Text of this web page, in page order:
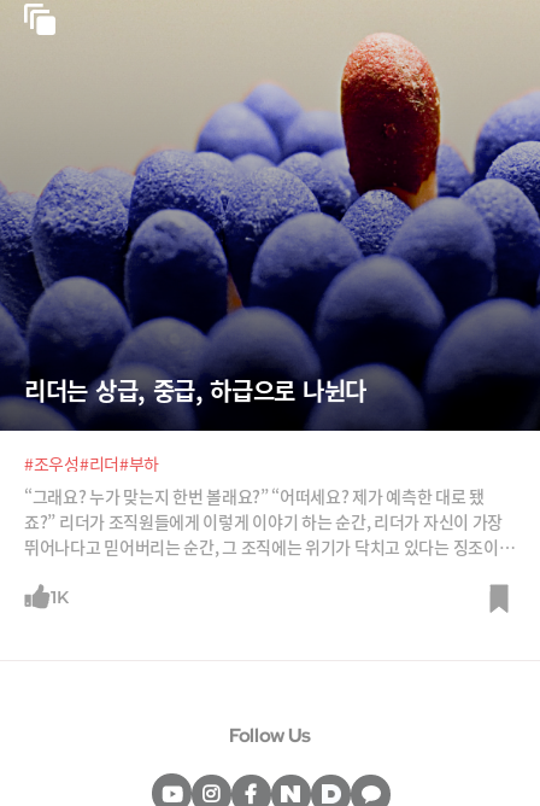
리더는 상급, 중급, 하급으로 나뉜다
#조우성#리더#부하
“그래요? 누가 맞는지 한번 볼래요?” “어떠세요? 제가 예측한 대로 됐
죠?” 리더가 조직원들에게 이렇게 이야기 하는 순간, 리더가 자신이 가장
뛰어나다고 믿어버리는 순간, 그 조직에는 위기가 닥치고 있다는 징조이
1K
Follow Us